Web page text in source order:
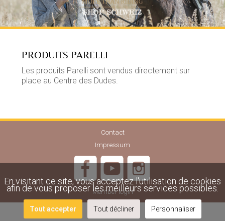
PRODUITS PARELLI
Les produits Parelli sont vendus directement sur
place au Centre des Dudes.
Contact
Impressum
Member login
En visitant ce site, vous acceptez l'utilisation de cookies
afin de vous proposer les meilleurs services possibles.
Tout accepter Tout décliner Personnaliser